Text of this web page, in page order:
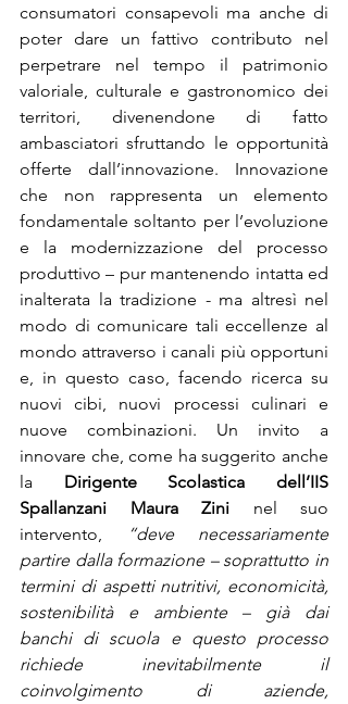
consumatori consapevoli ma anche di
poter dare un fattivo contributo nel
perpetrare nel tempo il patrimonio
valoriale, culturale e gastronomico dei
territori, divenendone di fatto
ambasciatori sfruttando le opportunità
offerte dall’innovazione. Innovazione
che non rappresenta un elemento
fondamentale soltanto per l’evoluzione
e la modernizzazione del processo
produttivo – pur mantenendo intatta ed
inalterata la tradizione - ma altresì nel
modo di comunicare tali eccellenze al
mondo attraverso i canali più opportuni
e, in questo caso, facendo ricerca su
nuovi cibi, nuovi processi culinari e
nuove combinazioni. Un invito a
innovare che, come ha suggerito anche
la Dirigente Scolastica dell’IIS
Spallanzani Maura Zini nel suo
intervento,
“deve necessariamente
partire dalla formazione – soprattutto in
termini di aspetti nutritivi, economicità,
sostenibilità e ambiente – già dai
banchi di scuola e questo processo
richiede inevitabilmente il
coinvolgimento di aziende,